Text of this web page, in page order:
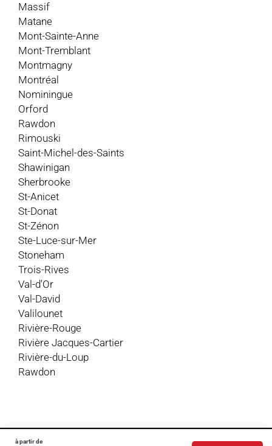
à partir de
Massif
Matane
Mont-Sainte-Anne
Mont-Tremblant
Montmagny
Montréal
Nominingue
Orford
Rawdon
Rimouski
Saint-Michel-des-Saints
Shawinigan
Sherbrooke
St-Anicet
St-Donat
St-Zénon
Ste-Luce-sur-Mer
Stoneham
Trois-Rives
Val-d'Or
Val-David
Valilounet
Rivière-Rouge
Rivière Jacques-Cartier
Rivière-du-Loup
Rawdon
© 2020 - 2026 - Chalet à Rabais Inc. - Tous droits réservés